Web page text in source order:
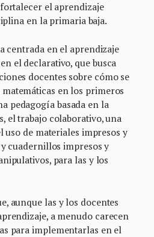
el aprendizaje
en la primaria baja.
centrada en el aprendizaje
el declarativo, que busca
docentes sobre cómo se
en los primeros
pedagogía basada en la
el trabajo colaborativo, una
uso de materiales impresos y
cuadernillos impresos y
para las y los
aunque las y los docentes
a menudo carecen
para implementarlas en el